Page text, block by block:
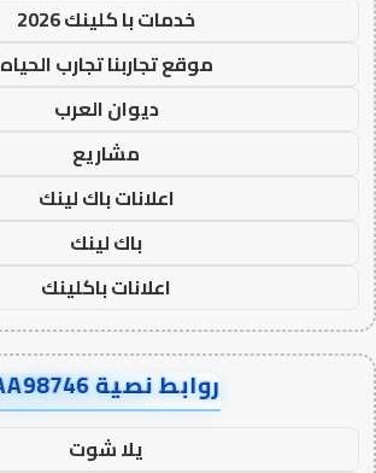
خدمات با كلينك 2026
موقع تجاربنا تجارب الحياه
ديوان العرب
مشاريع
اعلانات باك لينك
باك لينك
اعلانات باكلينك
روابط نصية AA98746
يلا شوت